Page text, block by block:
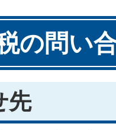
の問い
先